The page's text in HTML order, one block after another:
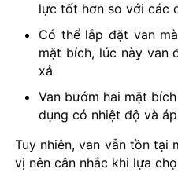
lực tốt hơn so với các
Có thể lắp đặt van
mặt bích, lúc này van
xả
Van bướm hai mặt
dụng có nhiệt độ và
Tuy nhiên, van vẫn tồn tại
vị nên cân nhắc khi lựa